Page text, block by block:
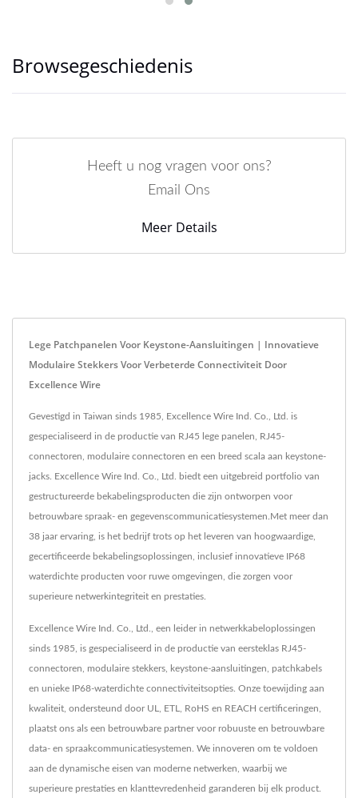
Browsegeschiedenis
Heeft u nog vragen voor ons?
Email Ons
Meer Details
Lege Patchpanelen Voor Keystone-Aansluitingen | Innovatieve
Modulaire Stekkers Voor Verbeterde Connectiviteit Door
Excellence Wire
Gevestigd in Taiwan sinds 1985, Excellence Wire Ind. Co., Ltd. is
gespecialiseerd in de productie van RJ45 lege panelen, RJ45-
connectoren, modulaire connectoren en een breed scala aan keystone-
jacks. Excellence Wire Ind. Co., Ltd. biedt een uitgebreid portfolio van
gestructureerde bekabelingsproducten die zijn ontworpen voor
betrouwbare spraak- en gegevenscommunicatiesystemen.Met meer dan
38 jaar ervaring, is het bedrijf trots op het leveren van hoogwaardige,
gecertificeerde bekabelingsoplossingen, inclusief innovatieve IP68
waterdichte producten voor ruwe omgevingen, die zorgen voor
superieure netwerkintegriteit en prestaties.
Excellence Wire Ind. Co., Ltd., een leider in netwerkkabeloplossingen
sinds 1985, is gespecialiseerd in de productie van eersteklas RJ45-
connectoren, modulaire stekkers, keystone-aansluitingen, patchkabels
en unieke IP68-waterdichte connectiviteitsopties. Onze toewijding aan
kwaliteit, ondersteund door UL, ETL, RoHS en REACH certificeringen,
plaatst ons als een betrouwbare partner voor robuuste en betrouwbare
data- en spraakcommunicatiesystemen. We innoveren om te voldoen
aan de dynamische eisen van moderne netwerken, waarbij we
superieure prestaties en klanttevredenheid garanderen bij elk product.